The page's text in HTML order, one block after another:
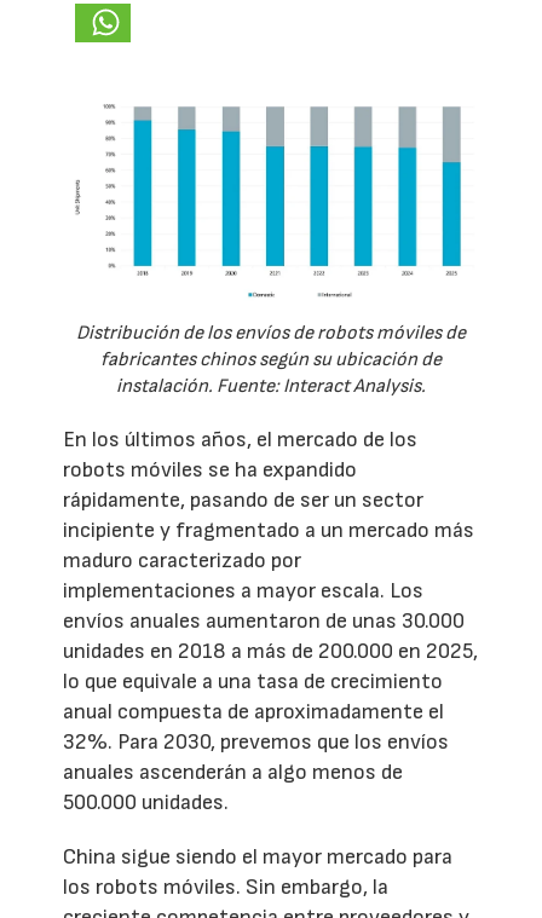
Distribución de los envíos de robots móviles de
fabricantes chinos según su ubicación de
instalación. Fuente: Interact Analysis.
En los últimos años, el mercado de los
robots móviles se ha expandido
rápidamente, pasando de ser un sector
incipiente y fragmentado a un mercado más
maduro caracterizado por
implementaciones a mayor escala. Los
envíos anuales aumentaron de unas 30.000
unidades en 2018 a más de 200.000 en 2025,
lo que equivale a una tasa de crecimiento
anual compuesta de aproximadamente el
32%. Para 2030, prevemos que los envíos
anuales ascenderán a algo menos de
500.000 unidades.
China sigue siendo el mayor mercado para
los robots móviles. Sin embargo, la